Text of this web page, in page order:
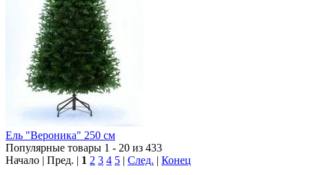
Ель "Вероника" 250 см
Популярные товары 1 - 20 из 433
Начало | Пред. | 1 2 3 4 5 | След. | Конец